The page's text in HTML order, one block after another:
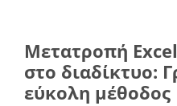
Μετατροπή
στο διαδίκτυο:
εύκολη μέθοδος